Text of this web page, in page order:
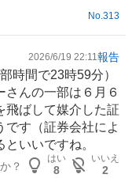
No.313
2026/6/19 22:11報告
時間で23時59分）
んの一部は６月６
飛ばして媒介した証
です（証券会社によ
いいですね。
？
はい
8
いいえ
2